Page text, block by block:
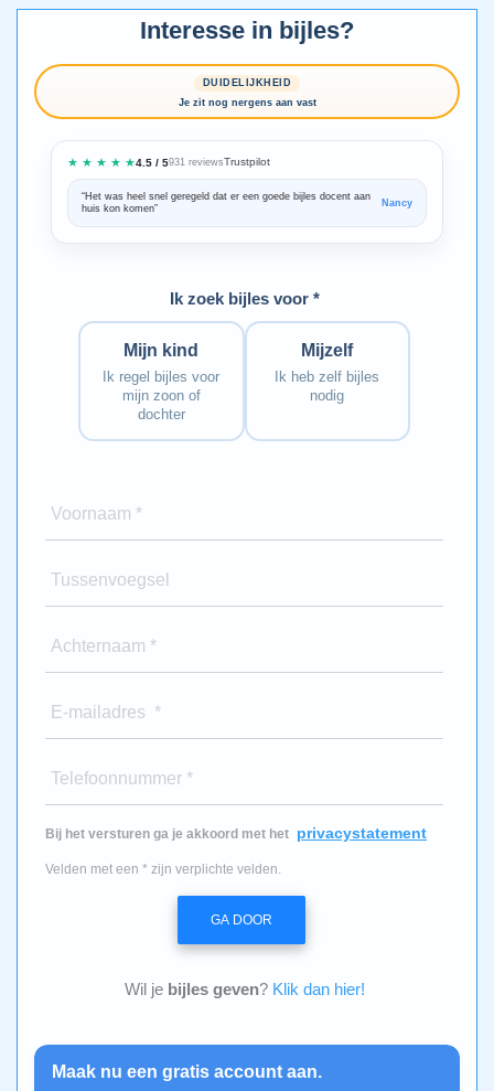
Interesse in bijles?
DUIDELIJKHEID
Je zit nog nergens aan vast
★ ★ ★ ★ ★4.5 / 5931 reviewsTrustpilot
“Het was heel snel geregeld dat er een goede bijles docent aan
huis kon komen”
Nancy
Ik zoek bijles voor *
Mijn kind
Ik regel bijles voor
mijn zoon of
dochter
Mijzelf
Ik heb zelf bijles
nodig
Voornaam *
Tussenvoegsel
Achternaam *
E-mailadres *
Telefoonnummer *
Bij het versturen ga je akkoord met het privacystatement
Velden met een * zijn verplichte velden.
GA DOOR
Wil je bijles geven? Klik dan hier!
Maak nu een gratis account aan.